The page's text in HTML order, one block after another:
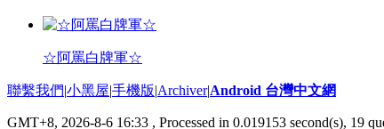
☆阿罵白牌軍☆
聯繫我們|小黑屋|手機版|Archiver|Android 台灣中文網
GMT+8, 2026-8-6 16:33 , Processed in 0.019153 second(s), 19